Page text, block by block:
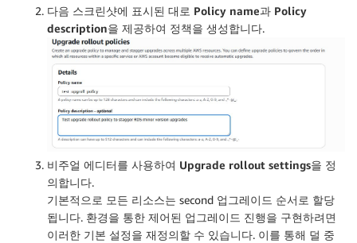
다음 스크린샷에 표시된 대로 Policy name과 Policy
description을 제공하여 정책을 생성합니다.
비주얼 에디터를 사용하여 Upgrade rollout settings을 정
의합니다.
기본적으로 모든 리소스는 second 업그레이드 순서로 할당
됩니다. 환경을 통한 제어된 업그레이드 진행을 구현하려면
이러한 기본 설정을 재정의할 수 있습니다. 이를 통해 덜 중